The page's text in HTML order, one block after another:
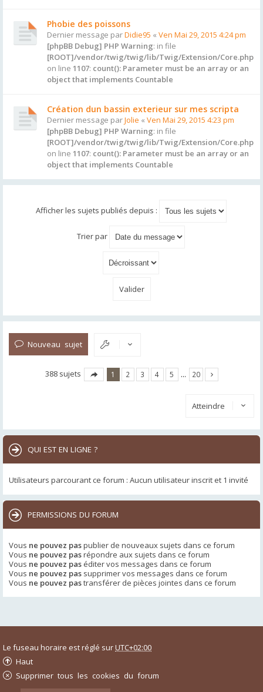
Phobie des poissons
Dernier message parDidie95 « Ven Mai 29, 2015 4:24 pm
[phpBB Debug] PHP Warning: in file
[ROOT]/vendor/twig/twig/lib/Twig/Extension/Core.php
on line 1107: count(): Parameter must be an array or an
object that implements Countable
Création dun bassin exterieur sur mes scripta
Dernier message parJolie « Ven Mai 29, 2015 4:23 pm
[phpBB Debug] PHP Warning: in file
[ROOT]/vendor/twig/twig/lib/Twig/Extension/Core.php
on line 1107: count(): Parameter must be an array or an
object that implements Countable
Afficher les sujets publiés depuis :
Trier par
Nouveau sujet
388 sujets 1 2 3 4 5 … 20
Atteindre
QUI EST EN LIGNE ?
Utilisateurs parcourant ce forum : Aucun utilisateur inscrit et 1 invité
PERMISSIONS DU FORUM
Vous ne pouvez paspublier de nouveaux sujets dans ce forum
Vous ne pouvez pasrépondre aux sujets dans ce forum
Vous ne pouvez pas éditer vos messages dans ce forum
Vous ne pouvez pas supprimer vos messages dans ce forum
Vous ne pouvez pastransférer de pièces jointes dans ce forum
Le fuseau horaire est réglé surUTC+02:00
Haut
Supprimer tous les cookies du forum